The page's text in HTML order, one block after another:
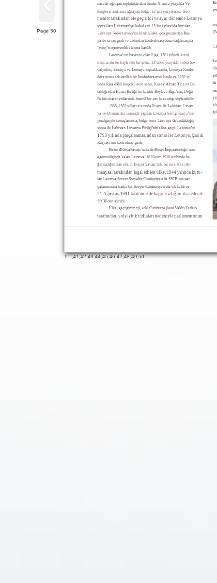
caretle uğraşan topluluklardan biridir. 9’uncu yüzyılda Vi-
kinglerin istilasına uğrayan bölge, 12’nci yüzyılda ise Ger-
menler tarafından ele geçirildi ve aynı dönemde Letonya
toprakları Hıristiyanlığı kabul etti. 15’inci yüzyılda kurulan
Litvanya Federasyonu’na katılan ülke, çok geçmeden Rus-
ya ile savaş girdi ve ardından konfederasyonun dağılmasıyla
İsveç’in egemenlik alanına katıldı.
Letonya’nın başkenti olan Riga, 1201 yılında kurul-
muş, tarihi bir hayli eski bir şehir. 13’üncü yüzyılda Töton Şö-
valyeleri, Estonya ve Letonya topraklarında, Livonya Konfe-
derasyonu adı verilen bir konfederasyon kurdu ve 1282 yı-
lında Riga dâhil birçok Leton şehri, Kuzey Alman Ticaret Or-
taklığı olan Hansa Birliği’ne katıldı. Böylece Riga’nın, Doğu
Baltık ticaret yollarında önemli bir yer kazandığı söylenebilir.
1558–1582 yılları arasında Rusya ile Lehistan, Litvan-
ya ve Danimarka arasında yapılan Livonya Savaşı Rusya’nın
yenilgisiyle sonuçlanınca, bölge önce Litvanya Grandüklüğü,
sonra da Lehistan-Litvanya Birliği’nin eline geçti. Lehistan’ın
1793 yılında parçalanmasından sonra ise Letonya, Çarlık
Rusyası’nın kontrolüne girdi.
BirinciDünyaSavaşı’nakadarRusyaİmparatorluğu’nun
egemenliğinde kalan Letonya, 18 Kasım 1918 tarihinde ba-
ğımsızlığını ilan etti. 2. Dünya Savaşı’nda bir süre Nazi Al-
manyası tarafından işgal edilen ülke, 1944 yılında kuru-
lan Letonya Sovyet Sosyalist Cumhuriyeti ile SSCB’nin par-
çalanmasına kadar bir Sovyet Cumhuriyeti olarak kaldı ve
21 Ağustos 1991 tarihinde de bağımsızlığını ilan ederek
SSCB’den ayrıldı.
Ülke, geçtiğimiz yıl, eski Cumhurbaşkanı Valdis Zatlers
tarafından, yolsuzluk iddiaları nedeniyle parlamentonun
ile
Page 50
1...,41,42,43,44,45,46,47,48,49,50